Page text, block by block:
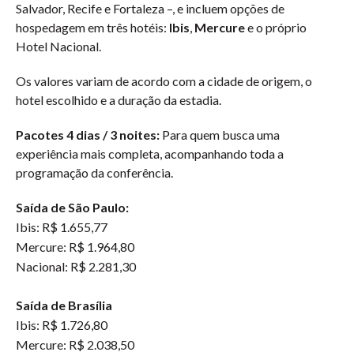
Salvador, Recife e Fortaleza –, e incluem opções de
hospedagem em três hotéis: Ibis, Mercuree o próprio
Hotel Nacional.
Os valores variam de acordo com a cidade de origem, o
hotel escolhido e a duração da estadia.
Pacotes 4 dias / 3 noites: Para quem busca uma
experiência mais completa, acompanhando toda a
programação da conferência.
Saída de São Paulo:
Ibis: R$ 1.655,77
Mercure: R$ 1.964,80
Nacional: R$ 2.281,30
Saída de Brasília
Ibis: R$ 1.726,80
Mercure: R$ 2.038,50